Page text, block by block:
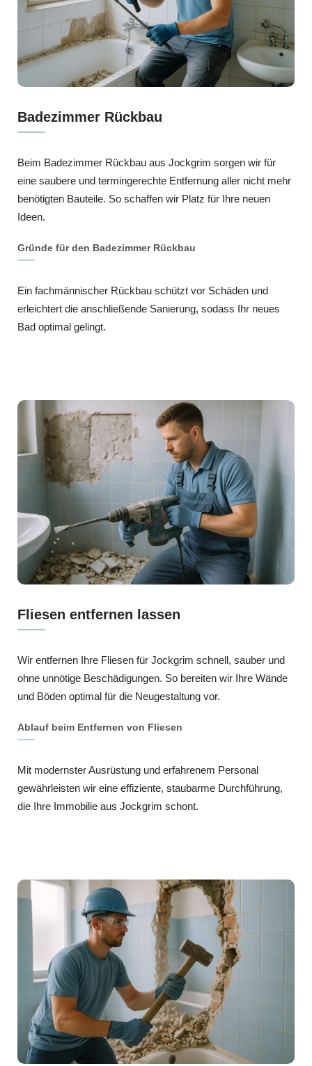
Badezimmer Rückbau
Beim Badezimmer Rückbau aus Jockgrim sorgen wir für
eine saubere und termingerechte Entfernung aller nicht mehr
benötigten Bauteile. So schaffen wir Platz für Ihre neuen
Ideen.
Gründe für den Badezimmer Rückbau
Ein fachmännischer Rückbau schützt vor Schäden und
erleichtert die anschließende Sanierung, sodass Ihr neues
Bad optimal gelingt.
Fliesen entfernen lassen
Wir entfernen Ihre Fliesen für Jockgrim schnell, sauber und
ohne unnötige Beschädigungen. So bereiten wir Ihre Wände
und Böden optimal für die Neugestaltung vor.
Ablauf beim Entfernen von Fliesen
Mit modernster Ausrüstung und erfahrenem Personal
gewährleisten wir eine effiziente, staubarme Durchführung,
die Ihre Immobilie aus Jockgrim schont.